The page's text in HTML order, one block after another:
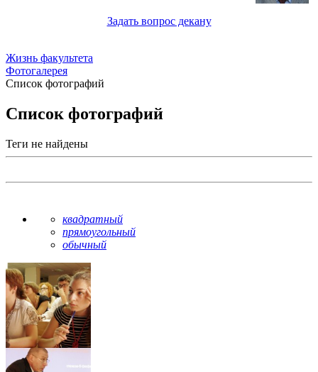
Задать вопрос декану
Жизнь факультета
Фотогалерея
Список фотографий
Список фотографий
Теги не найдены
квадратный
прямоугольный
обычный